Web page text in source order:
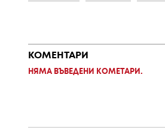
КОМЕНТАРИ
НЯМА ВЪВЕДЕНИ КОМЕТАРИ.